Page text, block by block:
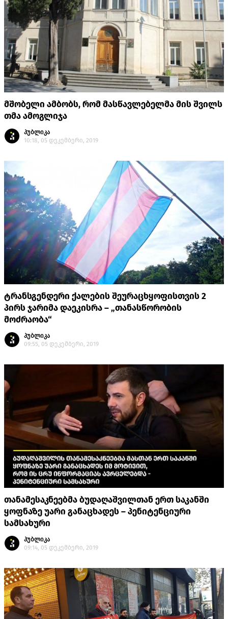
მშობელი ამბობს, რომ მასწავლებელმა მის შვილს
თმა ამოგლიჯა
პუბლიკა
10:18, 05 დეკემბერი, 2019
ტრანსგენდერი ქალების შეურაცხყოფისთვის 2
პირს ჯარიმა დაეკისრა – „თანასწორობის
მოძრაობა“
პუბლიკა
09:55, 05 დეკემბერი, 2019
თანამესაკნეებმა ბუდაღაშვილთან ერთ საკანში
ყოფნაზე უარი განაცხადეს – პენიტენციური
სამსახური
პუბლიკა
09:14, 05 დეკემბერი, 2019